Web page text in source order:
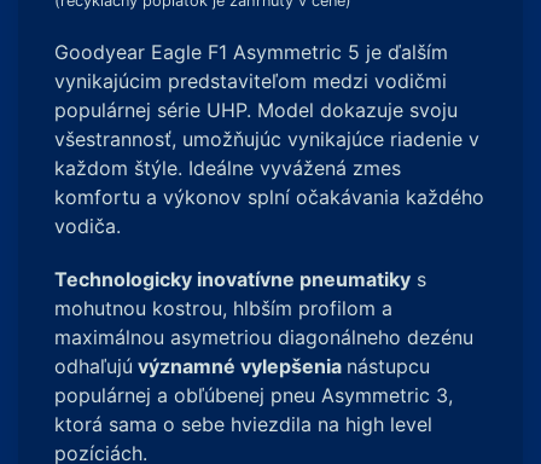
Goodyear Eagle F1 Asymmetric 5 je ďalším
vynikajúcim predstaviteľom medzi vodičmi
populárnej série UHP. Model dokazuje svoju
všestrannosť, umožňujúc vynikajúce riadenie v
každom štýle. Ideálne vyvážená zmes
komfortu a výkonov splní očakávania každého
vodiča.
Technologicky inovatívne pneumatiky s
mohutnou kostrou, hlbším profilom a
maximálnou asymetriou diagonálneho dezénu
odhaľujú významné vylepšenia nástupcu
populárnej a obľúbenej pneu Asymmetric 3,
ktorá sama o sebe hviezdila na high level
pozíciách.